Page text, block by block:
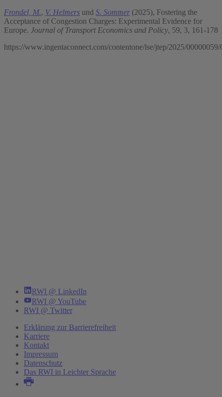
Frondel, M., V. Helmers und S. Sommer (2025), Fostering the
Acceptance of Congestion Charges: Experimental Evidence for
Europe. Journal of Transport Economics and Policy, 59, 3, 161-178
https://www.ingentaconnect.com/contentone/lse/jtep/2025/
RWI @ LinkedIn
RWI @ YouTube
RWI @ Twitter
Erklärung zur Barrierefreiheit
Karriere
Kontakt
Impressum
Datenschutz
Das RWI in Leichter Sprache